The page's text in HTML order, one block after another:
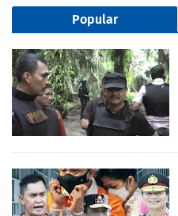
Popular